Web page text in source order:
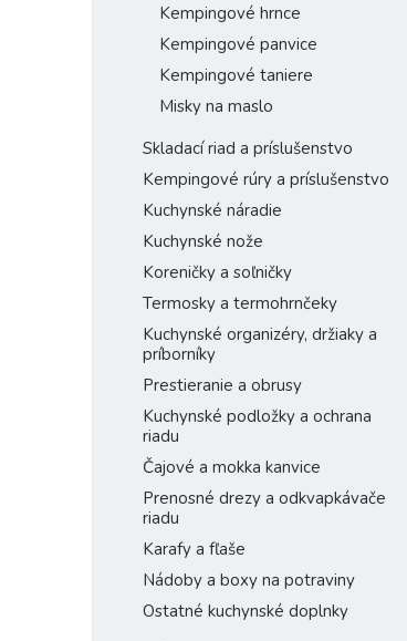
Kempingové hrnce
Kempingové panvice
Kempingové taniere
Misky na maslo
Skladací riad a príslušenstvo
Kempingové rúry a príslušenstvo
Kuchynské náradie
Kuchynské nože
Koreničky a soľničky
Termosky a termohrnčeky
Kuchynské organizéry, držiaky a
príborníky
Prestieranie a obrusy
Kuchynské podložky a ochrana
riadu
Čajové a mokka kanvice
Prenosné drezy a odkvapkávače
riadu
Karafy a fľaše
Nádoby a boxy na potraviny
Ostatné kuchynské doplnky